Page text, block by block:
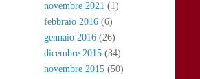
novembre 2021 (1)
febbraio 2016 (6)
gennaio 2016 (26)
dicembre 2015 (34)
novembre 2015 (50)